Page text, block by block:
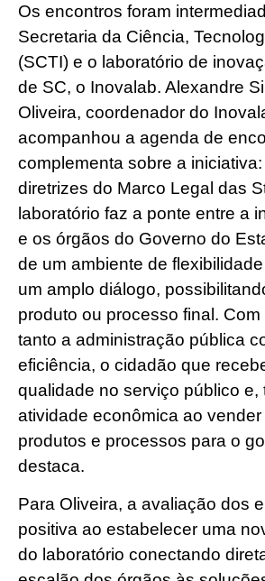
Os encontros foram
Secretaria da Ciência,
(SCTI) e o laboratório de
de SC, o Inovalab. Alexandre
Oliveira, coordenador do
acompanhou a agenda de
complementa sobre a
diretrizes do Marco Legal das
laboratório faz a ponte entre a
e os órgãos do Governo do
de um ambiente de
um amplo diálogo,
produto ou processo final.
tanto a administração pública
eficiência, o cidadão que
qualidade no serviço público e,
atividade econômica ao
produtos e processos para o
destaca.
Para Oliveira, a avaliação dos
positiva ao estabelecer uma
do laboratório conectando